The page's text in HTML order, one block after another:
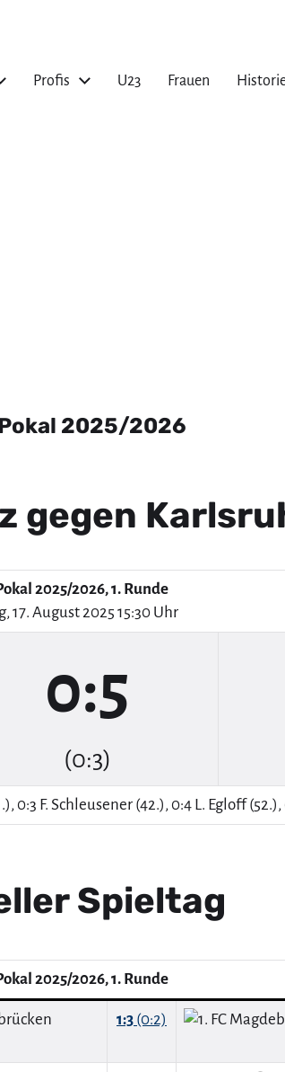
Profis U23 Frauen
2025/2026
gegen
2025/2026, 1. Runde
17. August 2025 15:30 Uhr
0:5
(0:3)
0:3 F. Schleusener (42.), 0:4 L. Egloff
Spieltag
2025/2026, 1. Runde
1:3 (0:2)